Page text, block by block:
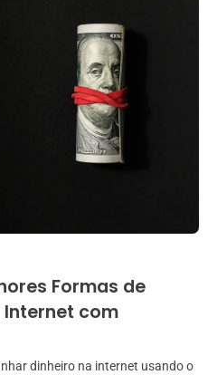
Formas de
Internet com
dinheiro na internet usando o